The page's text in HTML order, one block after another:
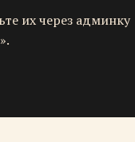
их через админку